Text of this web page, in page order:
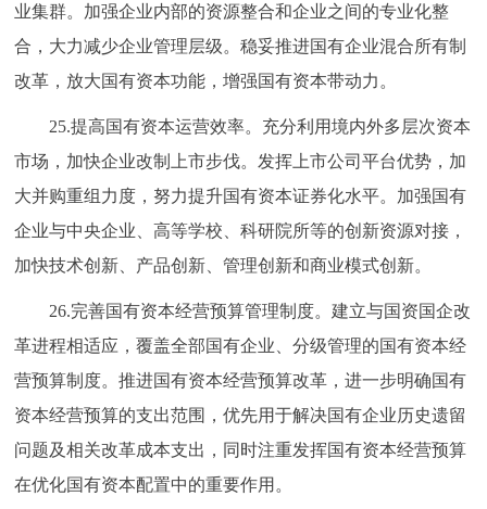
业集群。加强企业内部的资源整合和企业之间的专业化整
合，大力减少企业管理层级。稳妥推进国有企业混合所有制
改革，放大国有资本功能，增强国有资本带动力。
25.提高国有资本运营效率。充分利用境内外多层次资本
市场，加快企业改制上市步伐。发挥上市公司平台优势，加
大并购重组力度，努力提升国有资本证券化水平。加强国有
企业与中央企业、高等学校、科研院所等的创新资源对接，
加快技术创新、产品创新、管理创新和商业模式创新。
26.完善国有资本经营预算管理制度。建立与国资国企改
革进程相适应，覆盖全部国有企业、分级管理的国有资本经
营预算制度。推进国有资本经营预算改革，进一步明确国有
资本经营预算的支出范围，优先用于解决国有企业历史遗留
问题及相关改革成本支出，同时注重发挥国有资本经营预算
在优化国有资本配置中的重要作用。